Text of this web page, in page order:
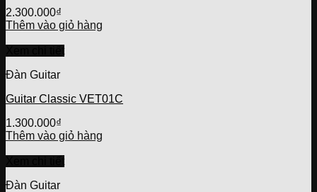
sản
phẩm
2.300.000₫
Thêm vào giỏ hàng
Đàn Guitar
Guitar Classic VET01C
1.300.000₫
Thêm vào giỏ hàng
Đàn Guitar